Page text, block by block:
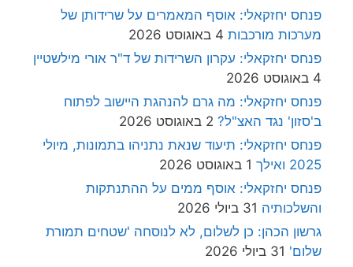
פנחס יחזקאלי: אוסף המאמרים על שרידותן של
מערכות מורכבות 4 באוגוסט 2026
פנחס יחזקאלי: עקרון השרידות של ד"ר אורי מילשטיין
4 באוגוסט 2026
פנחס יחזקאלי: מה גרם להנהגת היישוב לפתוח
ב'סזון' נגד האצ"ל? 2 באוגוסט 2026
פנחס יחזקאלי: תיעוד שנאת נתניהו בתמונות, מיולי
2025 ואילך
1 באוגוסט 2026
פנחס יחזקאלי: אוסף ממים על ההתנתקות
והשלכותיה 31 ביולי 2026
גרשון הכהן: כן לשלום, לא לנוסחה 'שטחים תמורת
שלום' 31 ביולי 2026